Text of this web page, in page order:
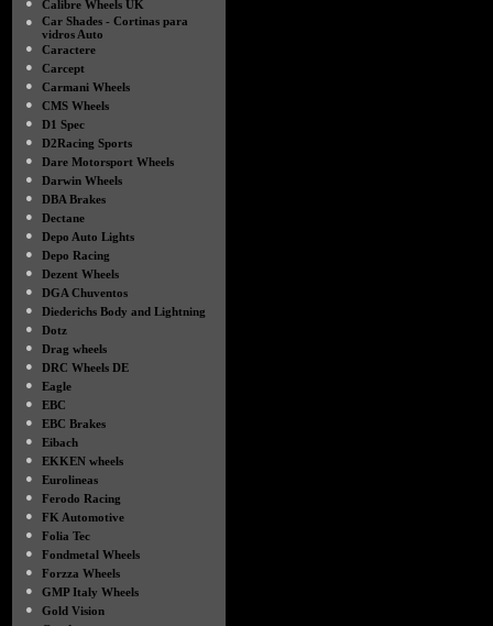
Calibre Wheels UK
●
Car Shades - Cortinas para
vidros Auto
●
Caractere
●
Carcept
●
Carmani Wheels
●
CMS Wheels
●
D1 Spec
●
D2Racing Sports
●
Dare Motorsport Wheels
●
Darwin Wheels
●
DBA Brakes
●
Dectane
●
Depo Auto Lights
●
Depo Racing
●
Dezent Wheels
●
DGA Chuventos
●
Diederichs Body and Lightning
●
Dotz
●
Drag wheels
●
DRC Wheels DE
●
Eagle
●
EBC
●
EBC Brakes
●
Eibach
●
EKKEN wheels
●
Eurolineas
●
Ferodo Racing
●
FK Automotive
●
Folia Tec
●
Fondmetal Wheels
●
Forzza Wheels
●
GMP Italy Wheels
●
Gold Vision